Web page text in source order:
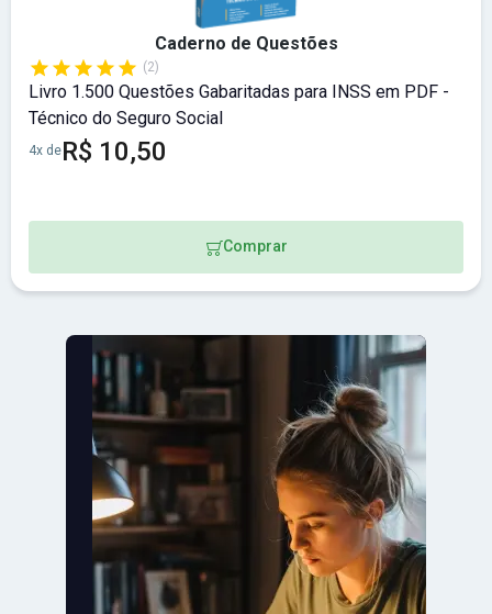
Caderno de Questões
(2)
Livro 1.500 Questões Gabaritadas para INSS em PDF -
Técnico do Seguro Social
4x deR$ 10,50
Comprar